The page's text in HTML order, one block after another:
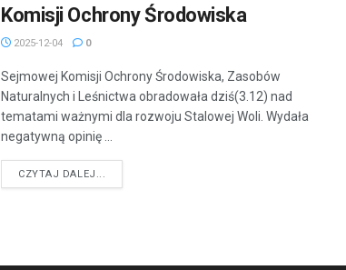
Komisji Ochrony Środowiska
2025-12-04 0
Sejmowej Komisji Ochrony Środowiska, Zasobów
Naturalnych i Leśnictwa obradowała dziś(3.12) nad
tematami ważnymi dla rozwoju Stalowej Woli. Wydała
negatywną opinię ...
CZYTAJ DALEJ...